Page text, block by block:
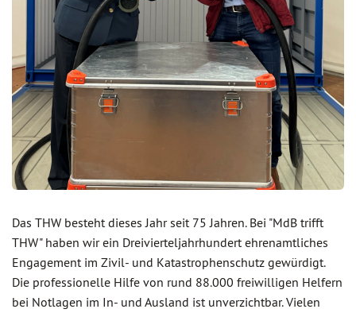
Das THW besteht dieses Jahr seit 75 Jahren. Bei "MdB trifft
THW" haben wir ein Dreivierteljahrhundert ehrenamtliches
Engagement im Zivil- und Katastrophenschutz gewürdigt.
Die professionelle Hilfe von rund 88.000 freiwilligen Helfern
bei Notlagen im In- und Ausland ist unverzichtbar. Vielen